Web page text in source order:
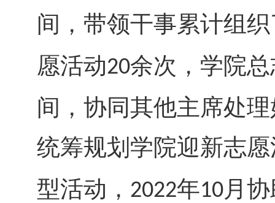
间，带领干事累计组
愿活动20余次，学院
间，协同其他主席处
统筹规划学院迎新志
型活动， 2022年10月